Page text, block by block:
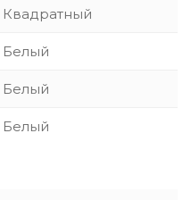
Квадратный
Белый
Белый
Белый